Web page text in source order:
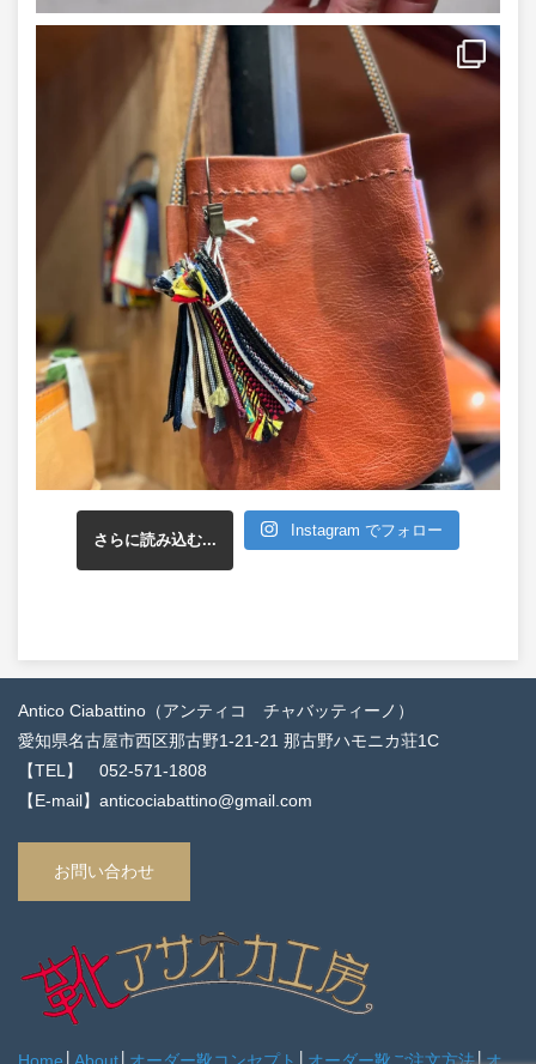
さらに読み込む...
Instagram でフォロー
Antico Ciabattino（アンティコ チャバッティーノ）
愛知県名古屋市西区那古野1-21-21 那古野ハモニカ荘1C
【TEL】 052-571-1808
【E-mail】anticociabattino@gmail.com
お問い合わせ
Home About オーダー靴コンセプト オーダー靴ご注文方法│オ